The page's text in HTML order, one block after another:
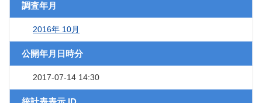
調査年月
2016年 10月
公開年月日時分
2017-07-14 14:30